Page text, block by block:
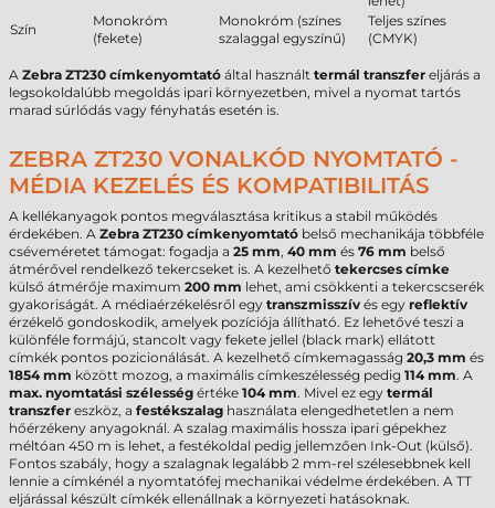
Szín
Monokróm
(fekete)
Monokróm (színes
szalaggal egyszínű)
Teljes színes
(CMYK)
A Zebra ZT230 címkenyomtató által használt termál transzfer eljárás a
legsokoldalúbb megoldás ipari környezetben, mivel a nyomat tartós
marad súrlódás vagy fényhatás esetén is.
ZEBRA ZT230 VONALKÓD NYOMTATÓ -
MÉDIA KEZELÉS ÉS KOMPATIBILITÁS
A kellékanyagok pontos megválasztása kritikus a stabil működés
érdekében. A Zebra ZT230 címkenyomtató belső mechanikája többféle
cséveméretet támogat: fogadja a 25 mm, 40 mm és 76 mm belső
átmérővel rendelkező tekercseket is. A kezelhető tekercses címke
külső átmérője maximum 200 mm lehet, ami csökkenti a tekercscserék
gyakoriságát. A médiaérzékelésről egy transzmisszív és egy reflektív
érzékelő gondoskodik, amelyek pozíciója állítható. Ez lehetővé teszi a
különféle formájú, stancolt vagy fekete jellel (black mark) ellátott
címkék pontos pozicionálását. A kezelhető címkemagasság 20,3 mm és
1854 mm között mozog, a maximális címkeszélesség pedig 114 mm. A
max. nyomtatási szélesség értéke 104 mm. Mivel ez egy termál
transzfer eszköz, a festékszalag használata elengedhetetlen a nem
hőérzékeny anyagoknál. A szalag maximális hossza ipari gépekhez
méltóan 450 m is lehet, a festékoldal pedig jellemzően Ink-Out (külső).
Fontos szabály, hogy a szalagnak legalább 2 mm-rel szélesebbnek kell
lennie a címkénél a nyomtatófej mechanikai védelme érdekében. A TT
eljárással készült címkék ellenállnak a környezeti hatásoknak.